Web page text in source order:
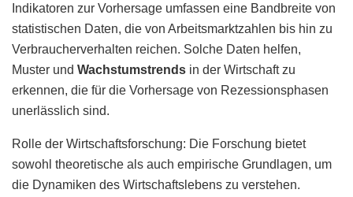
Indikatoren zur Vorhersage umfassen eine Bandbreite von
statistischen Daten, die von Arbeitsmarktzahlen bis hin zu
Verbraucherverhalten reichen. Solche Daten helfen,
Muster und Wachstumstrends in der Wirtschaft zu
erkennen, die für die Vorhersage von Rezessionsphasen
unerlässlich sind.
Rolle der Wirtschaftsforschung: Die Forschung bietet
sowohl theoretische als auch empirische Grundlagen, um
die Dynamiken des Wirtschaftslebens zu verstehen.